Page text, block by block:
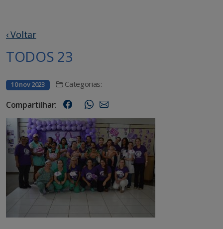
‹ Voltar
TODOS 23
10 nov 2023 Categorias:
Compartilhar: